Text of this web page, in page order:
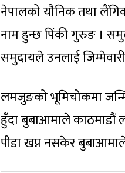
नेपालको यौनिक तथा
नाम हुन्छ पिंकी गुरुङ ।
समुदायले उनलाई
लमजुङको भूमिचोकमा
हुँदा बुबाआमाले काठमाडौं
पीडा खप्न नसकेर